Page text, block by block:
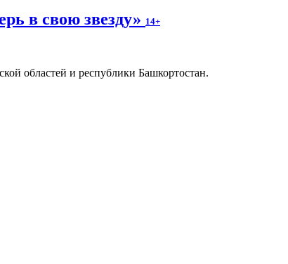
в свою звезду» 14+
областей и республики Башкортостан.